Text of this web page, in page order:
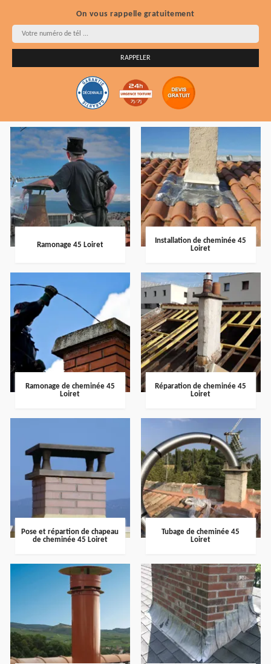
On vous rappelle gratuitement
Ramonage 45 Loiret
Installation de cheminée 45
Loiret
Ramonage de cheminée 45
Loiret
Réparation de cheminée 45
Loiret
Pose et répartion de chapeau
de cheminée 45 Loiret
Tubage de cheminée 45
Loiret